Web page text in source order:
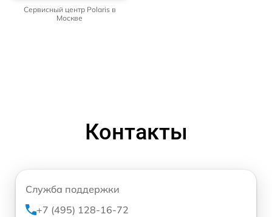
Сервисный центр Polaris в
Москве
Контакты
Служба поддержки
+7 (495) 128-16-72